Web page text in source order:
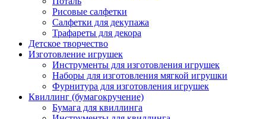
Рисовые салфетки
Салфетки для декупажа
Трафареты для декора
Детское творчество
Изготовление игрушек
Инструменты для изготовления игрушек
Наборы для изготовления мягкой игрушки
Фурнитура для изготовления игрушек
Квиллинг (бумагокручение)
Бумага для квиллинга